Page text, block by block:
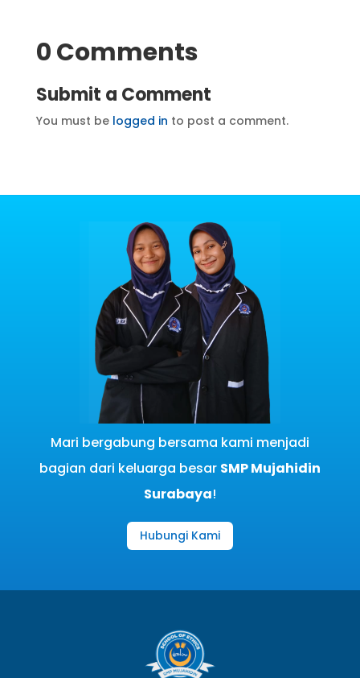
0 Comments
Submit a Comment
You must be logged in to post a comment.
Mari bergabung bersama kami menjadi
bagian dari keluarga besar SMP Mujahidin
Surabaya!
Hubungi Kami